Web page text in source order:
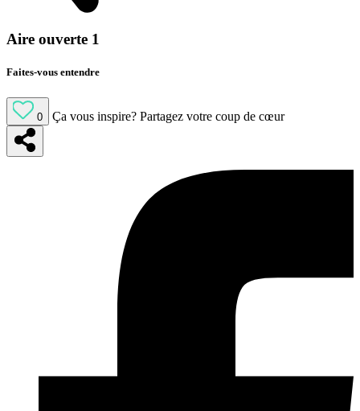
Aire ouverte 1
Faites-vous entendre
0 Ça vous inspire? Partagez votre coup de cœur